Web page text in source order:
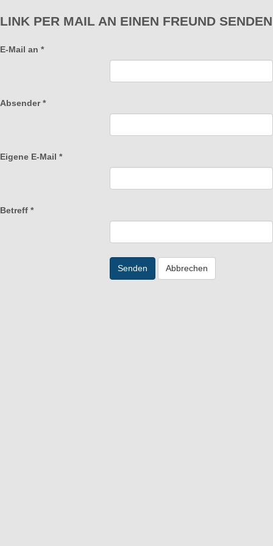
LINK PER MAIL AN EINEN FREUND SENDEN
E-Mail an *
Absender*
Eigene E-Mail *
Betreff *
Senden Abbrechen